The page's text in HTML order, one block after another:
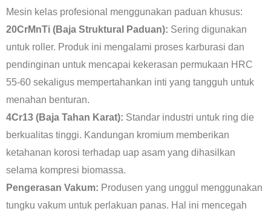
Mesin kelas profesional menggunakan paduan khusus:
20CrMnTi (Baja Struktural Paduan): Sering digunakan
untuk roller. Produk ini mengalami proses karburasi dan
pendinginan untuk mencapai kekerasan permukaan HRC
55-60 sekaligus mempertahankan inti yang tangguh untuk
menahan benturan.
4Cr13 (Baja Tahan Karat): Standar industri untuk ring die
berkualitas tinggi. Kandungan kromium memberikan
ketahanan korosi terhadap uap asam yang dihasilkan
selama kompresi biomassa.
Pengerasan Vakum: Produsen yang unggul menggunakan
tungku vakum untuk perlakuan panas. Hal ini mencegah